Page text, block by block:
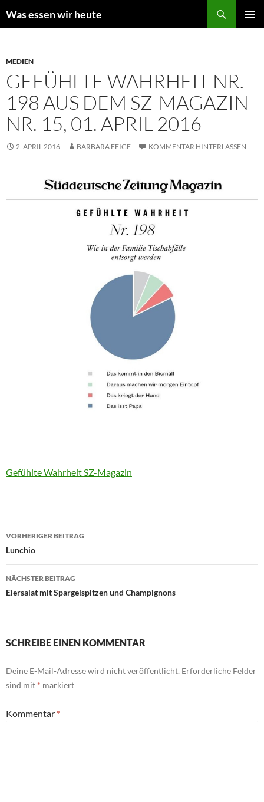
Inhalt
Was essen wir heute
MEDIEN
GEFÜHLTE WAHRHEIT NR.
198 AUS DEM SZ-MAGAZIN
NR. 15, 01. APRIL 2016
2. APRIL 2016 BARBARA FEIGE KOMMENTAR HINTERLASSEN
Gefühlte Wahrheit SZ-Magazin
Beitragsnavigation
VORHERIGER BEITRAG
Lunchio
NÄCHSTER BEITRAG
Eiersalat mit Spargelspitzen und Champignons
SCHREIBE EINEN KOMMENTAR
Deine E-Mail-Adresse wird nicht veröffentlicht. Erforderliche Felder
sind mit * markiert
Kommentar *